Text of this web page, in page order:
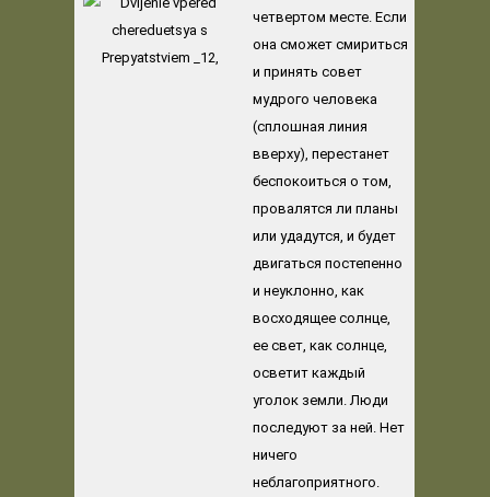
четвертом месте. Если
она сможет смириться
и принять совет
мудрого человека
(сплошная линия
вверху), перестанет
беспокоиться о том,
провалятся ли планы
или удадутся, и будет
двигаться постепенно
и неуклонно, как
восходящее солнце,
ее свет, как солнце,
осветит каждый
уголок земли. Люди
последуют за ней. Нет
ничего
неблагоприятного.